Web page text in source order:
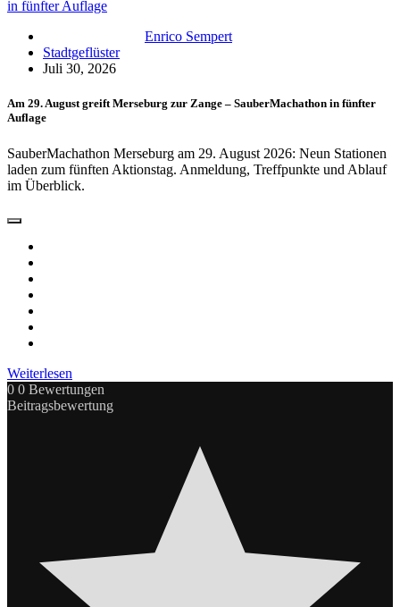
Enrico Sempert
Stadtgeflüster
Juli 30, 2026
Am 29. August greift Merseburg zur Zange – SauberMachathon in fünfter
Auflage
SauberMachathon Merseburg am 29. August 2026: Neun Stationen
laden zum fünften Aktionstag. Anmeldung, Treffpunkte und Ablauf
im Überblick.
Weiterlesen
0 0 Bewertungen
Beitragsbewertung